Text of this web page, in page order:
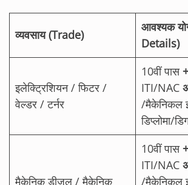
व्यवसाय (Trade)
आवश्यक
Details)
इलेक्ट्रिशियन / फिटर /
वेल्डर / टर्नर
10वीं पास +
ITI/NAC
/मैकेनिकल
डिप्लोमा/
मैकेनिक डीजल / मैकेनिक
10वीं पास +
ITI/NAC
/मैकेनिकल